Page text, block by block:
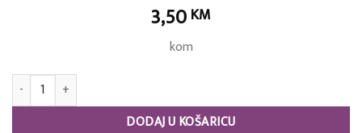
3,50 KM
kom
Dijagonalna fleka - Ruzi MDR 02 količina
DODAJ U KOŠARICU